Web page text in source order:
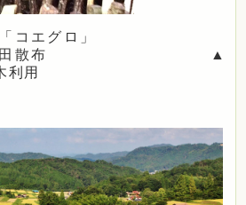
肥「コエグロ」
肥を水田散布 ▲
利用